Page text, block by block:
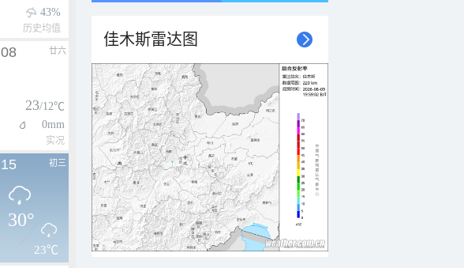
43%
历史均值
廿六
08
23/12℃
0mm
实况
初三
15
30°
23℃
佳木斯雷达图